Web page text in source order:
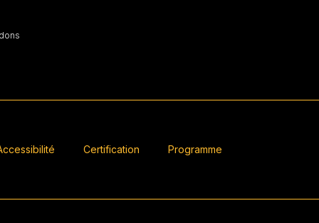
Certification Programme